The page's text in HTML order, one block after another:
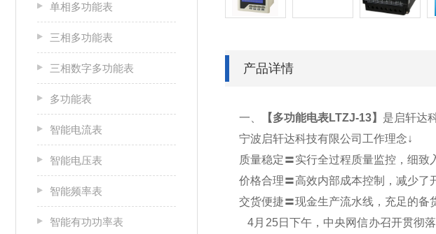
单相多功能表
三相多功能表
三相数字多功能表
多功能表
智能电流表
智能电压表
智能频率表
智能有功功率表
产品详情
一、 【多功能电表LTZJ-13】 是启轩达
宁波启轩达科技有限公司工作理念↓
质量稳定〓实行全过程质量监控，细致
价格合理〓高效内部成本控制，减少了
交货便捷〓现金生产流水线，充足的备
4月25日下午，中央网信办召开贯彻